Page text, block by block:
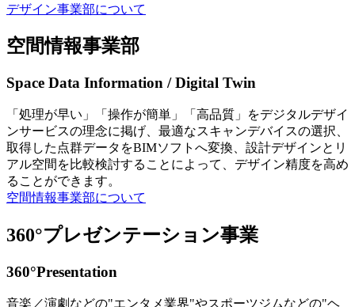
デザイン事業部について
空間情報事業部
Space Data Information / Digital Twin
「処理が早い」「操作が簡単」「高品質」をデジタルデザイ
ンサービスの理念に掲げ、最適なスキャンデバイスの選択、
取得した点群データをBIMソフトへ変換、設計デザインとリ
アル空間を比較検討することによって、デザイン精度を高め
ることができます。
空間情報事業部について
360°プレゼンテーション事業
360°Presentation
音楽／演劇などの"エンタメ業界"やスポーツジムなどの"ヘ